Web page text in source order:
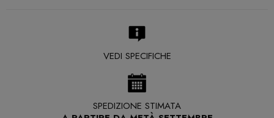
VEDI SPECIFICHE
SPEDIZIONE STIMATA